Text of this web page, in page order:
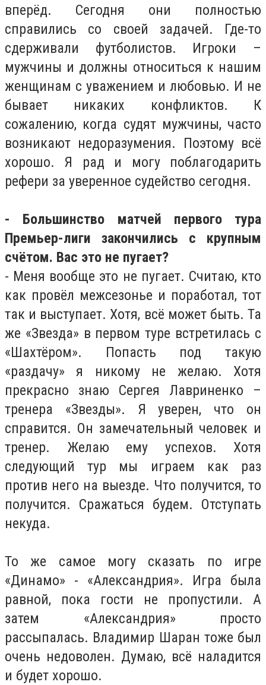
вперёд. Сегодня они полностью
справились со своей задачей. Где-то
сдерживали футболистов. Игроки –
мужчины и должны относиться к нашим
женщинам с уважением и любовью. И не
бывает никаких конфликтов. К
сожалению, когда судят мужчины, часто
возникают недоразумения. Поэтому всё
хорошо. Я рад и могу поблагодарить
рефери за уверенное судейство сегодня.
- Большинство матчей первого тура
Премьер-лиги закончились с крупным
счётом. Вас это не пугает?
- Меня вообще это не пугает. Считаю, кто
как провёл межсезонье и поработал, тот
так и выступает. Хотя, всё может быть. Та
же «Звезда» в первом туре встретилась с
«Шахтёром». Попасть под такую
«раздачу» я никому не желаю. Хотя
прекрасно знаю Сергея Лавриненко –
тренера «Звезды». Я уверен, что он
справится. Он замечательный человек и
тренер. Желаю ему успехов. Хотя
следующий тур мы играем как раз
против него на выезде. Что получится, то
получится. Сражаться будем. Отступать
некуда.
То же самое могу сказать по игре
«Динамо» - «Александрия». Игра была
равной, пока гости не пропустили. А
затем «Александрия» просто
рассыпалась. Владимир Шаран тоже был
очень недоволен. Думаю, всё наладится
и будет хорошо.